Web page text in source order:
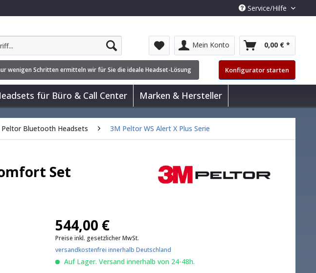
Service/Hilfe
Mein Konto 0,00 € *
wenigen Schritten ermitteln wir für Sie die ideale Headset-Lösung Konfigurator starten
für Büro & Call Center Marken & Hersteller
Bluetooth Headsets 3M Peltor WS Alert X Plus Serie
Set
544,00 €
Preise inkl. gesetzlicher MwSt.
versandkostenfrei innerhalb Deutschland
Auf Lager. Versand innerhalb von 24-48h.